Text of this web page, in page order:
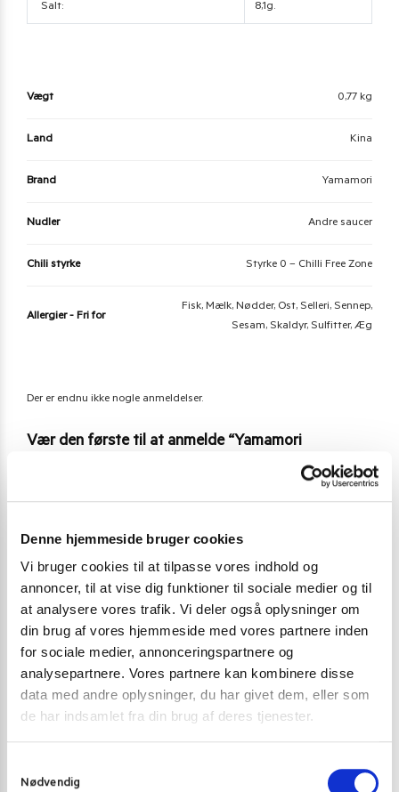
Denne hjemmeside bruger cookies
Vi bruger cookies til at tilpasse vores indhold og
annoncer, til at vise dig funktioner til sociale medier og til
at analysere vores trafik. Vi deler også oplysninger om
din brug af vores hjemmeside med vores partnere inden
for sociale medier, annonceringspartnere og
analysepartnere. Vores partnere kan kombinere disse
data med andre oplysninger, du har givet dem, eller som
de har indsamlet fra din brug af deres tjenester.
Nødvendig
Salt: 8,1g.
Vægt 0,77 kg
Land Kina
Brand Yamamori
Nudler Andre saucer
Chili styrke Styrke 0 – Chilli Free Zone
Allergier - Fri for
Fisk, Mælk, Nødder, Ost, Selleri, Sennep,
Sesam, Skaldyr, Sulfitter, Æg
Der er endnu ikke nogle anmeldelser.
Vær den første til at anmelde “Yamamori
Du skal værelogged infor at afgive en anmeldelse.
Varenummer (SKU): 50402
Kategori: Andre saucer
Gode alternativer til dette produkt